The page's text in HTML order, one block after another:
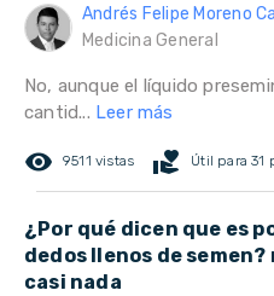
Andrés Felipe Moreno
Medicina General
No, aunque el líquido
cantid... Leer más
remove_red_eye 9511 vistas volunteer_activism Útil para 31
¿Por qué dicen que es
dedos llenos de
casi nada